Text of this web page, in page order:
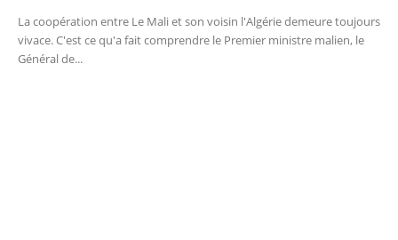
La coopération entre Le Mali et son voisin l'Algérie demeure toujours
vivace. C'est ce qu'a fait comprendre le Premier ministre malien, le
Général de...